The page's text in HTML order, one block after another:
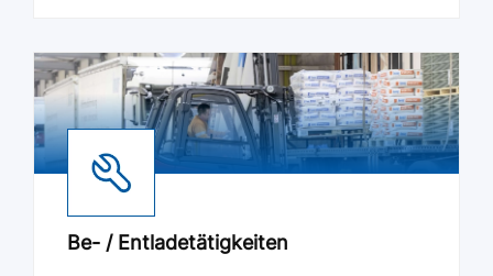
Be- / Entladetätigkeiten